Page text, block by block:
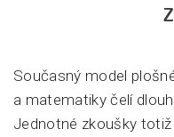
Současný model
a matematiky čelí
Jednotné zkoušky